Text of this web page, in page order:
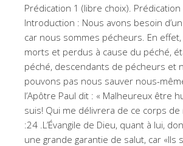
Prédication 1 (libre choix). Prédication
Introduction : Nous avons besoin
car nous sommes pécheurs. En
morts et perdus à cause du péché,
péché, descendants de pécheurs et
pouvons pas nous sauver nous-
l’Apôtre Paul dit : « Malheureux être
suis! Qui me délivrera de ce corps de
:24 .L’Évangile de Dieu, quant à lui,
une grande garantie de salut, car «Ils